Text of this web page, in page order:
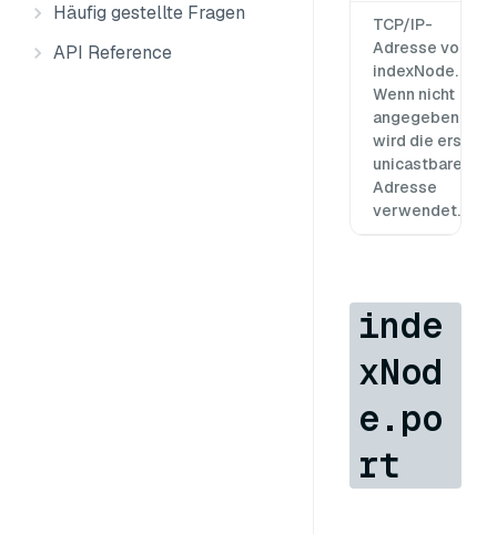
Häufig gestellte Fragen
API Reference
TCP/IP-
Adresse von
indexNode.
Wenn nicht
angegeben,
wird die erste
unicastbare
Adresse
verwendet.
inde
xNod
e.po
rt